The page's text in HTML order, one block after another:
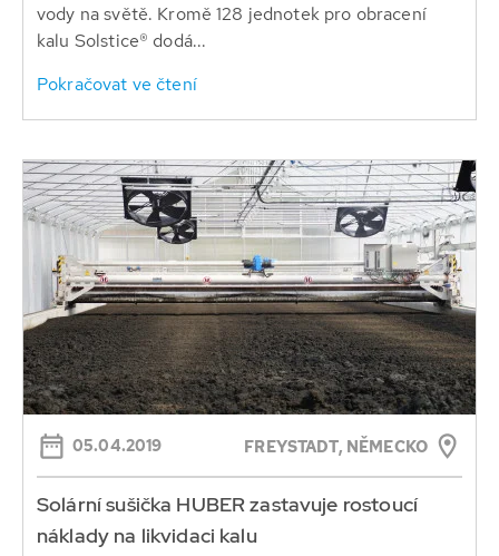
vody na světě. Kromě 128 jednotek pro obracení
kalu Solstice® dodá...
Pokračovat ve čtení
05.04.2019 FREYSTADT, NĚMECKO
Solární sušička HUBER zastavuje rostoucí
náklady na likvidaci kalu